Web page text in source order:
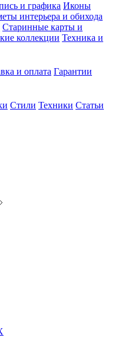
и графика Иконы
интерьера и обихода
Старинные карты и
коллекции Техника и
и оплата Гарантии
Стили Техники Статьи